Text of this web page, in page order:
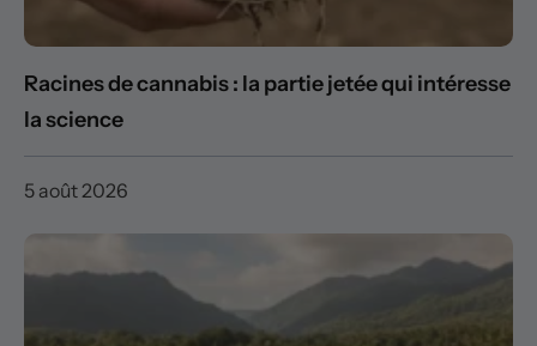
Racines de cannabis : la partie jetée qui intéresse
la science
5 août 2026